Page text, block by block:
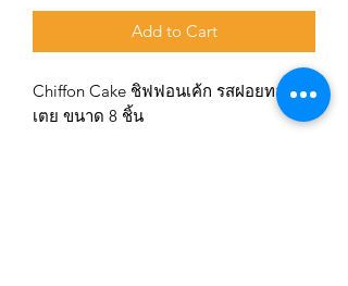
Add to Cart
Chiffon Cake ชิฟฟอนเค้ก รสฝอยทองใบ
เตย ขนาด 8 ชิ้น